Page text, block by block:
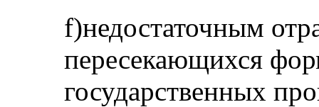
f)недостаточным
пересекающихся
государственных